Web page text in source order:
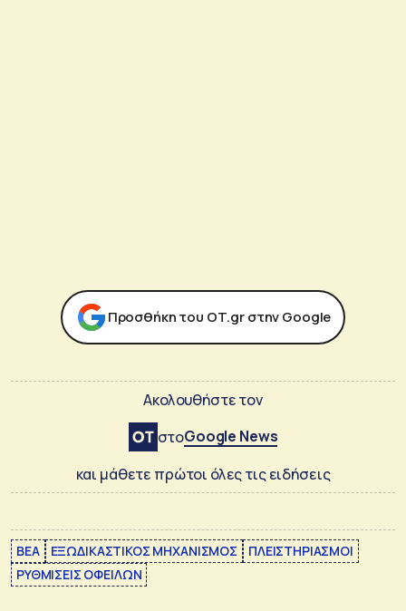
Προσθήκη του ΟΤ.gr στην Google
Ακολουθήστε τον
στοGoogle News
και μάθετε πρώτοι όλες τις ειδήσεις
ΒΕΑ ΕΞΩΔΙΚΑΣΤΙΚΟΣ ΜΗΧΑΝΙΣΜΟΣ
ΠΛΕΙΣΤΗΡΙΑΣΜΟΙ
ΡΥΘΜΙΣΕΙΣ ΟΦΕΙΛΩΝ